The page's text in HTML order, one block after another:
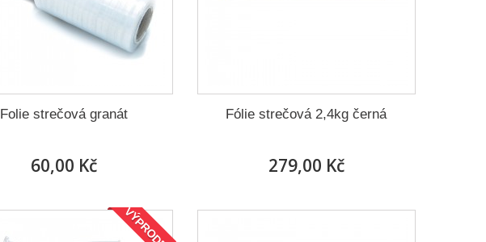
Folie strečová granát
60,00 Kč
Fólie strečová 2,4kg černá
279,00 Kč